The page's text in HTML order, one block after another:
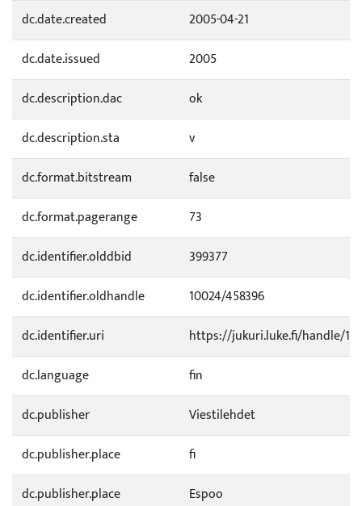
dc.date.created
2005-04-21
dc.date.issued
2005
dc.description.dac
ok
dc.description.sta
v
dc.format.bitstream
false
dc.format.pagerange
73
dc.identifier.olddbid
399377
dc.identifier.oldhandle
10024/458396
dc.identifier.uri
https://jukuri.luke.fi/handle/
dc.language
fin
dc.publisher
Viestilehdet
dc.publisher.place
fi
dc.publisher.place
Espoo